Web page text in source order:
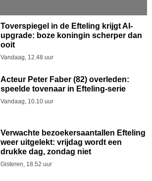
Toverspiegel in de Efteling krijgt AI-
upgrade: boze koningin scherper dan
ooit
Vandaag, 12.48 uur
Acteur Peter Faber (82) overleden:
speelde tovenaar in Efteling-serie
Vandaag, 10.10 uur
Verwachte bezoekersaantallen Efteling
weer uitgelekt: vrijdag wordt een
drukke dag, zondag niet
Gisteren, 18.52 uur